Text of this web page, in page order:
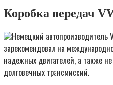
Коробка передач
Немецкий автопроизводитель
зарекомендовал на
надежных двигателей, а также
долговечных трансмиссий.